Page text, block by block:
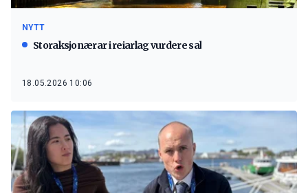
NYTT
Storaksjonærar i reiarlag vurdere sal
18.05.2026 10:06